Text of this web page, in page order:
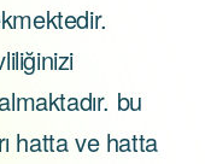
bu
hatta ve hatta